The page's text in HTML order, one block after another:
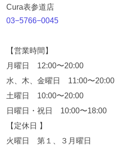
Cura表参道店
03−5766−0045
【営業時間】
月曜日 12:00〜20:00
水、木、金曜日 11:00〜20:00
土曜日 10:00〜20:00
日曜日・祝日 10:00〜18:00
【定休日 】
火曜日 第１、３月曜日